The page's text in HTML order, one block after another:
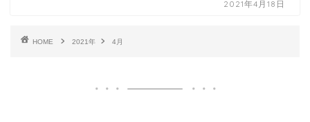
2021年4月18日
HOME 2021年 4月